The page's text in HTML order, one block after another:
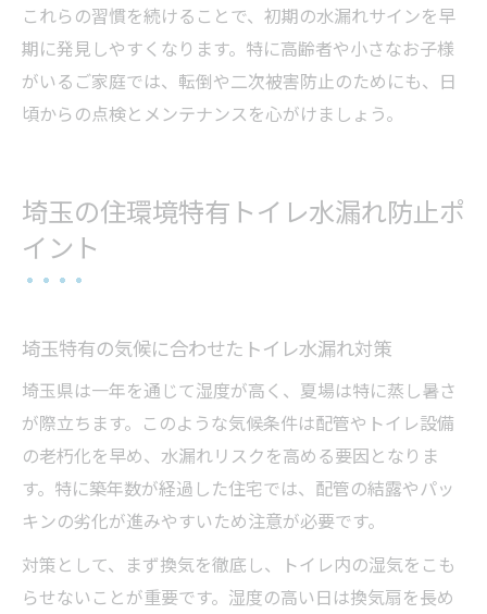
これらの習慣を続けることで、初期の水漏れサインを早
期に発見しやすくなります。特に高齢者や小さなお子様
がいるご家庭では、転倒や二次被害防止のためにも、日
頃からの点検とメンテナンスを心がけましょう。
埼玉の住環境特有トイレ水漏れ防止ポ
イント
埼玉特有の気候に合わせたトイレ水漏れ対策
埼玉県は一年を通じて湿度が高く、夏場は特に蒸し暑さ
が際立ちます。このような気候条件は配管やトイレ設備
の老朽化を早め、水漏れリスクを高める要因となりま
す。特に築年数が経過した住宅では、配管の結露やパッ
キンの劣化が進みやすいため注意が必要です。
対策として、まず換気を徹底し、トイレ内の湿気をこも
らせないことが重要です。湿度の高い日は換気扇を長め